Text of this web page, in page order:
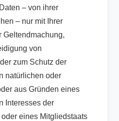
– von ihrer
– nur mit Ihrer
Geltendmachung,
von
zum Schutz der
natürlichen oder
aus Gründen eines
Interesses der
eines Mitgliedstaats